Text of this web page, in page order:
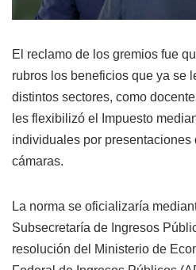
El reclamo de los gremios fue
rubros los beneficios que ya se
distintos sectores, como
les flexibilizó el Impuesto
individuales por presentaciones
cámaras.
La norma se oficializaría
Subsecretaría de Ingresos
resolución del Ministerio de